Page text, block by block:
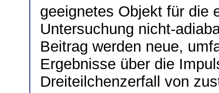
geeignetes Objekt für die
Untersuchung nicht-
Beitrag werden neue,
Ergebnisse über die
Dreiteilchenzerfall von